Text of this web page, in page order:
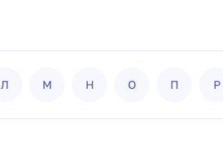
Л М Н О П Р